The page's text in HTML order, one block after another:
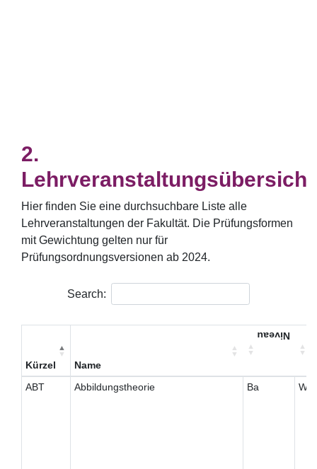
Lehrveranstaltungsübersicht
Hier finden Sie eine durchsuchbare Liste alle
Lehrveranstaltungen der Fakultät. Die Prüfungsformen
mit Gewichtung gelten nur für
Prüfungsordnungsversionen ab 2024.
Search:
Kürzel Name
Niveau
ABT Abbildungstheorie Ba W